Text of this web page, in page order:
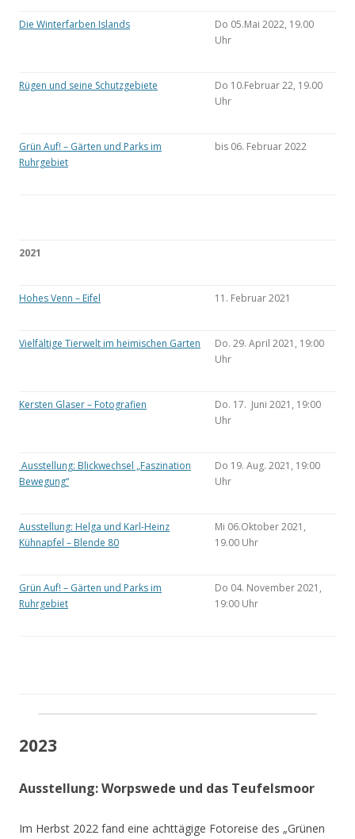
Die Winterfarben Islands
Do 05.Mai 2022, 19.00
Uhr
Rügen und seine Schutzgebiete
Do 10.Februar 22, 19.00
Uhr
Grün Auf! – Gärten und Parks im
Ruhrgebiet
bis 06. Februar 2022
2021
Hohes Venn – Eifel 11. Februar 2021
Vielfältige Tierwelt im heimischen Garten
Do. 29. April 2021, 19:00
Uhr
Kersten Glaser – Fotografien
Do. 17. Juni 2021, 19:00
Uhr
Ausstellung: Blickwechsel „Faszination
Bewegung“
Do 19. Aug. 2021, 19:00
Uhr
Ausstellung: Helga und Karl-Heinz
Kühnapfel – Blende 80
Mi 06.Oktober 2021,
19.00 Uhr
Grün Auf! – Gärten und Parks im
Ruhrgebiet
Do 04. November 2021,
19:00 Uhr
2023
Ausstellung: Worpswede und das Teufelsmoor
Im Herbst 2022 fand eine achttägige Fotoreise des „Grünen